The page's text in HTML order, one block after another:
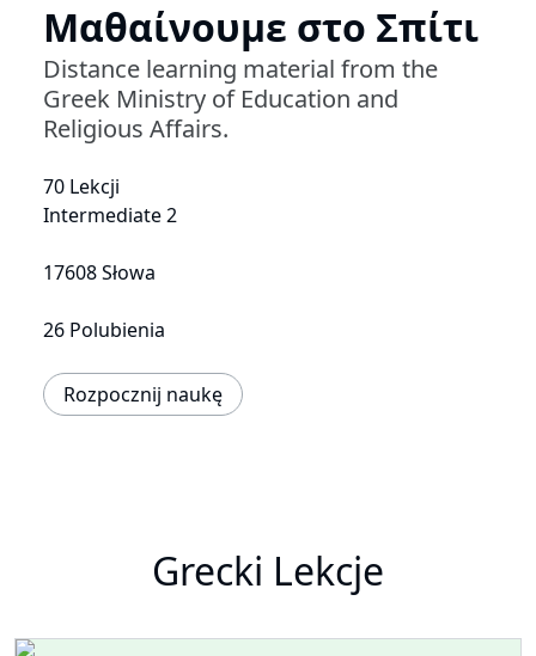
Μαθαίνουμε στο Σπίτι
Distance learning material from the
Greek Ministry of Education and
Religious Affairs.
70 Lekcji
Intermediate 2
17608 Słowa
26 Polubienia
Rozpocznij naukę
Grecki Lekcje